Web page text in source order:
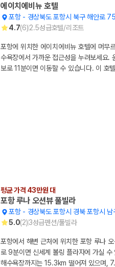
에이치에비뉴 호텔
포항- 경상북도 포항시 북구 해안로
4.7(6)2.5성급호텔/리조트
포항에 위치한 에이치에비뉴 호텔에 머무
수욕장에서 가까운 접근성을 누려보세요.
보로 11분이면 이동할 수 있습니다. 이 호
평균 가격 43만원 대
포항 루나 오션뷰 풀빌라
포항- 경상북도 포항시 경북 포항시
5.0(2)3성급펜션/풀빌라
포항에서 해변 근처에 위치한 포항 루나
로 9분이면 신세계 볼링 플라자에 가실 수
해수욕장까지는 15.3km 떨어져 있으며,